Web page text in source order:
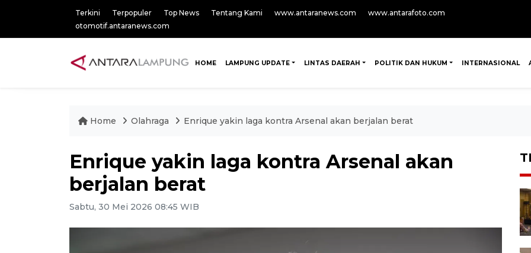
Terkini Terpopuler Top News Tentang Kami www.antaranews.com
www.antarafoto.com
otomotif.antaranews.com
HOME LAMPUNG UPDATE LINTAS DAERAH POLITIK DAN HUKUM INTERNASIONAL
Home Olahraga Enrique yakin laga kontra Arsenal akan berjalan berat
Enrique yakin laga kontra Arsenal akan
berjalan berat
Sabtu, 30 Mei 2026 08:45 WIB